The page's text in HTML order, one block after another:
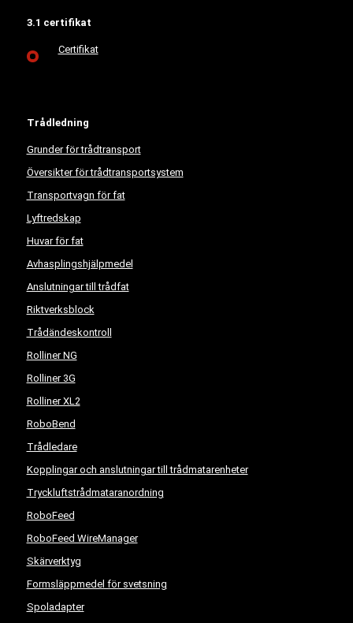
3.1 certifikat
Certifikat
Trådledning
Grunder för trådtransport
Översikter för trådtransportsystem
Transportvagn för fat
Lyftredskap
Huvar för fat
Avhasplingshjälpmedel
Anslutningar till trådfat
Riktverksblock
Trådändeskontroll
Rolliner NG
Rolliner 3G
Rolliner XL2
RoboBend
Trådledare
Kopplingar och anslutningar till trådmatarenheter
Tryckluftstrådmataranordning
RoboFeed
RoboFeed WireManager
Skärverktyg
Formsläppmedel för svetsning
Spoladapter